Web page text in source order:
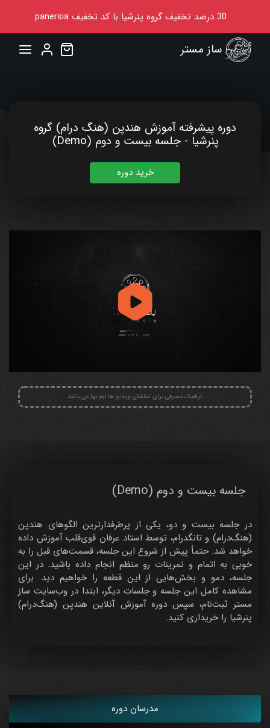
30 درصد تخفیف گروه پنرشیا با کد تخفیفpanersia
ساز مستر
دوره پیشرفته آموزش هندپن (هنگ درام) گروه
پنرشیا - جلسه بیست و دوم (Demo)
خرید دوره
ترافیک مصرفی برای تماشای ویدیو ها نیم بها می باشد
جلسه بیست و دوم (Demo)
در جلسه بیست و دو، یکی از پرطرفدارترین الگوهای هندپن
(هنگ‌درام) و تانگدرام، توسط استاد عرفان قوی‌قلب آموزش داده
خواهد شد. حتمأ پیش از شروع این جلسه، قسمت‌های قبل را به
خوبی به اتمام و تمرینات رو منظم انجام داده باشید. در این
جلسه، دمو و بخش‌هایی از این قطعه را خواهیم دید. برای
مشاهده کامل این جلسه و جلسات دیگر، ابتدا در وب‌سایت ساز
مستر ثبت‌نام، سپس دوره آموزش آنلاین هندپن (هنگ‌درام)
پنرشیا را خریداری کنید.
مدرسان دوره